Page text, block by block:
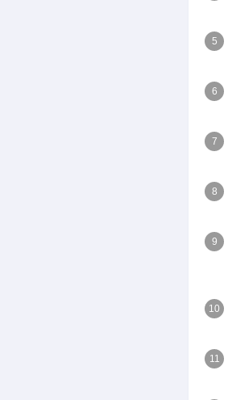
5
6
7
8
9
10
11